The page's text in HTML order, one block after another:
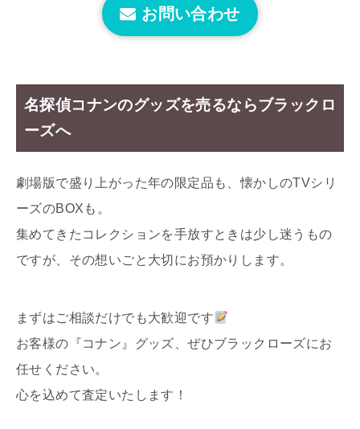
お問い合わせ
名探偵コナンのグッズを売るならブラックロ
ーズへ
劇場版で盛り上がった年の限定品も、懐かしのTVシリ
ーズのBOXも。
集めてきたコレクションを手放すときは少し迷うもの
ですが、その想いごと大切にお預かりします。
まずはご相談だけでも大歓迎です
お客様の『コナン』グッズ、ぜひブラックローズにお
任せください。
心を込めて査定いたします！